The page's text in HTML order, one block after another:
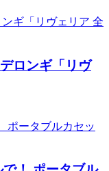
ロンギ「リヴ